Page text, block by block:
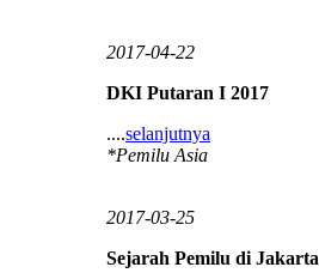
2017-04-22
DKI Putaran I 2017
....selanjutnya
*Pemilu Asia
2017-03-25
Sejarah Pemilu di Jakarta